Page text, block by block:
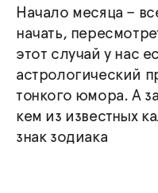
Начало месяца –
начать,
этот случай у нас
астрологический
тонкого юмора. А
кем из известных
знак зодиака